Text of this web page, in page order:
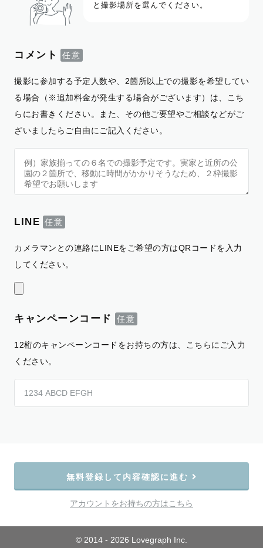
と撮影場所を選んでください。
コメント
撮影に参加する予定人数や、2箇所以上での撮影を希望してい
る場合（※追加料金が発生する場合がございます）は、こち
らにお書きください。また、その他ご要望やご相談などがご
ざいましたらご自由にご記入ください。
LINE
カメラマンとの連絡にLINEをご希望の方はQRコードを入力
してください。
キャンペーンコード
12桁のキャンペーンコードをお持ちの方は、こちらにご入力
ください。
無料登録して内容確認に進む
アカウントをお持ちの方はこちら
© 2014 - 2026 Lovegraph Inc.